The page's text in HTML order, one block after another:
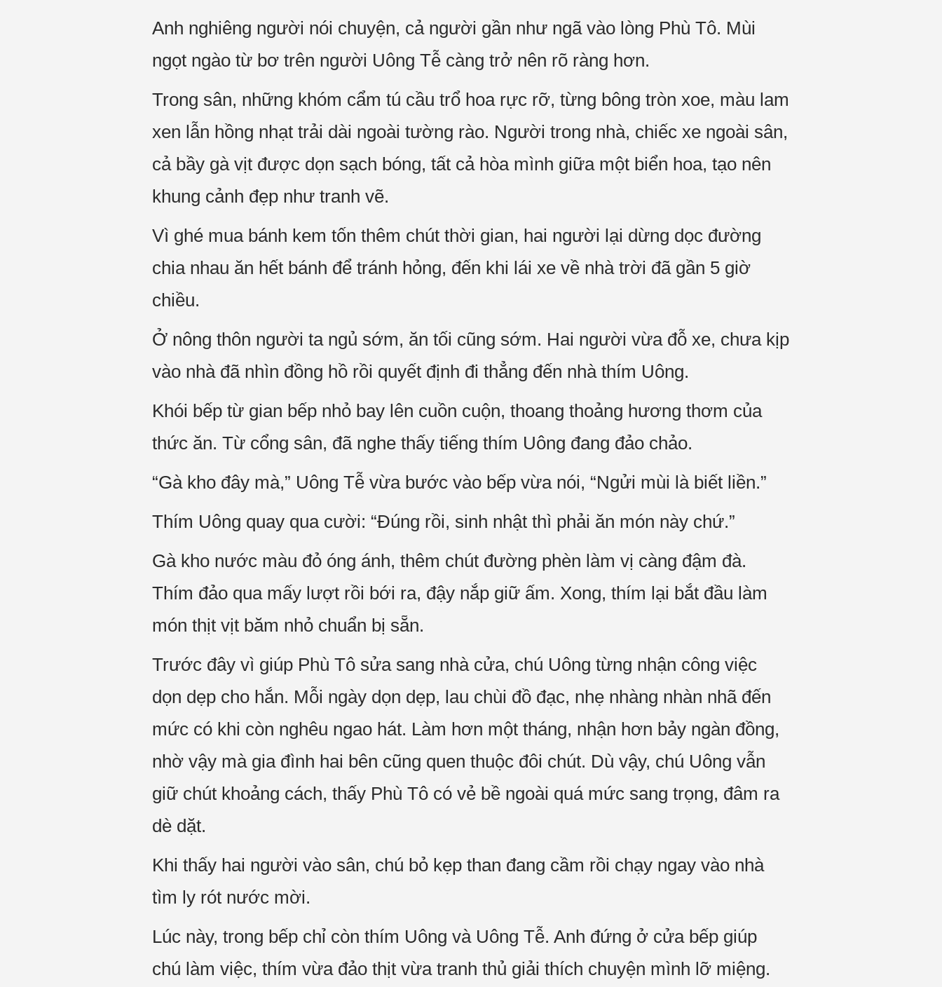
Anh nghiêng người nói chuyện, cả người gần như ngã vào lòng Phù Tô. Mùi
ngọt ngào từ bơ trên người Uông Tễ càng trở nên rõ ràng hơn.
Trong sân, những khóm cẩm tú cầu trổ hoa rực rỡ, từng bông tròn xoe, màu lam
xen lẫn hồng nhạt trải dài ngoài tường rào. Người trong nhà, chiếc xe ngoài sân,
cả bầy gà vịt được dọn sạch bóng, tất cả hòa mình giữa một biển hoa, tạo nên
khung cảnh đẹp như tranh vẽ.
Vì ghé mua bánh kem tốn thêm chút thời gian, hai người lại dừng dọc đường
chia nhau ăn hết bánh để tránh hỏng, đến khi lái xe về nhà trời đã gần 5 giờ
chiều.
Ở nông thôn người ta ngủ sớm, ăn tối cũng sớm. Hai người vừa đỗ xe, chưa kịp
vào nhà đã nhìn đồng hồ rồi quyết định đi thẳng đến nhà thím Uông.
Khói bếp từ gian bếp nhỏ bay lên cuồn cuộn, thoang thoảng hương thơm của
thức ăn. Từ cổng sân, đã nghe thấy tiếng thím Uông đang đảo chảo.
“Gà kho đây mà,” Uông Tễ vừa bước vào bếp vừa nói, “Ngửi mùi là biết liền.”
Thím Uông quay qua cười: “Đúng rồi, sinh nhật thì phải ăn món này chứ.”
Gà kho nước màu đỏ óng ánh, thêm chút đường phèn làm vị càng đậm đà.
Thím đảo qua mấy lượt rồi bới ra, đậy nắp giữ ấm. Xong, thím lại bắt đầu làm
món thịt vịt băm nhỏ chuẩn bị sẵn.
Trước đây vì giúp Phù Tô sửa sang nhà cửa, chú Uông từng nhận công việc
dọn dẹp cho hắn. Mỗi ngày dọn dẹp, lau chùi đồ đạc, nhẹ nhàng nhàn nhã đến
mức có khi còn nghêu ngao hát. Làm hơn một tháng, nhận hơn bảy ngàn đồng,
nhờ vậy mà gia đình hai bên cũng quen thuộc đôi chút. Dù vậy, chú Uông vẫn
giữ chút khoảng cách, thấy Phù Tô có vẻ bề ngoài quá mức sang trọng, đâm ra
dè dặt.
Khi thấy hai người vào sân, chú bỏ kẹp than đang cầm rồi chạy ngay vào nhà
tìm ly rót nước mời.
Lúc này, trong bếp chỉ còn thím Uông và Uông Tễ. Anh đứng ở cửa bếp giúp
chú làm việc, thím vừa đảo thịt vừa tranh thủ giải thích chuyện mình lỡ miệng.